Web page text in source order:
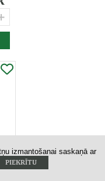
izmantošanai saskaņā ar
PIEKRĪTU